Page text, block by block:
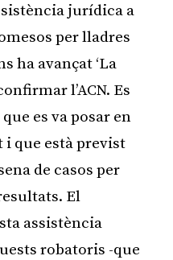
jurídica a
per lladres
ha avançat ‘La
l’ACN. Es
es va posar en
i que està previst
de casos per
El
assistència
robatoris -que